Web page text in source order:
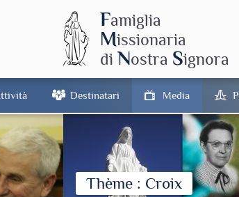
Famiglia
Missionaria
diNostra Signora
Destinatari Media
Thème : Croix